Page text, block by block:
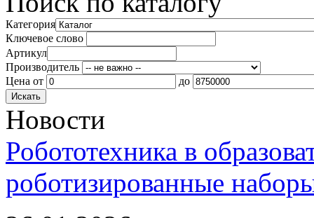
Категория
Ключевое слово
Артикул
Производитель
Цена от до
Новости
Робототехника в
роботизированные